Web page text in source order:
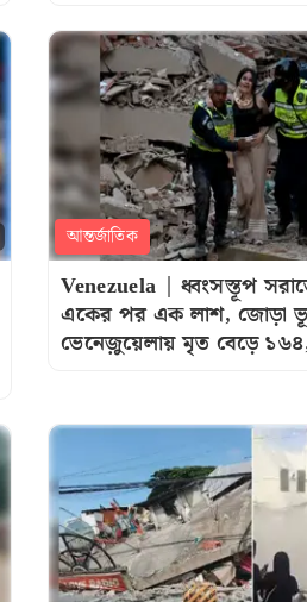
আন্তর্জাতিক
Venezuela | ধ্বংসস্তূপ
একের পর এক লাশ, জোড়া
ভেনেজ়ুয়েলায় মৃত বেড়ে